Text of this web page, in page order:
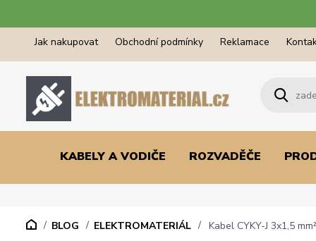
Jak nakupovat Obchodní podmínky Reklamace
KABELY A VODIČE ROZVADĚČE
BLOG ELEKTROMATERIÁL Kabel CYKY-J 3x1,5